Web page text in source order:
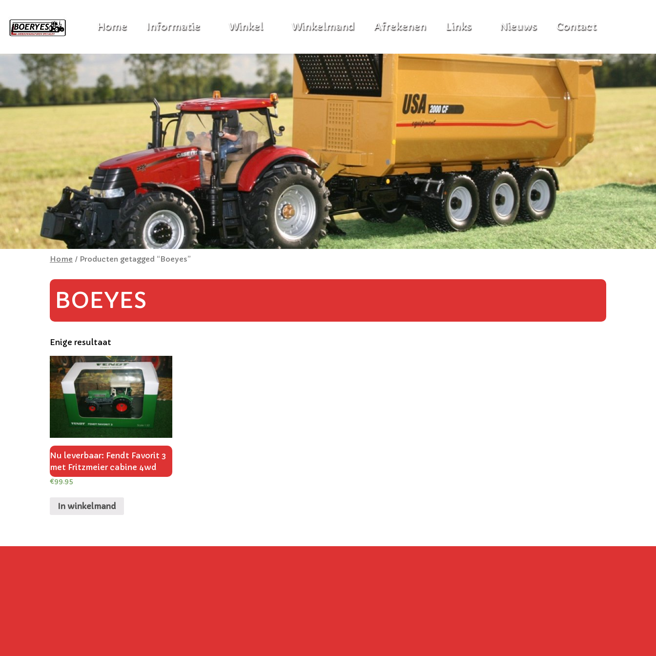
Home / Producten getagged “Boeyes”
BOEYES
Enige resultaat
Nu leverbaar: Fendt Favorit 3
met Fritzmeier cabine 4wd
€99.95
In winkelmand
Home Informatie Winkel Winkelmand Afrekenen Links Nieuws Contact